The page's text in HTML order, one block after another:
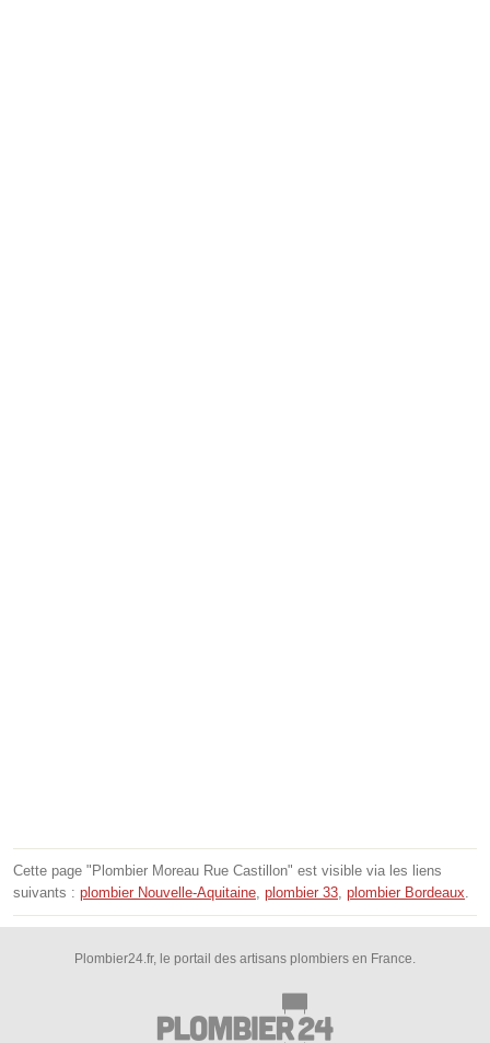
Cette page "Plombier Moreau Rue Castillon" est visible via les liens
suivants : plombier Nouvelle-Aquitaine, plombier 33, plombier Bordeaux.
Plombier24.fr, le portail des artisans plombiers en France.